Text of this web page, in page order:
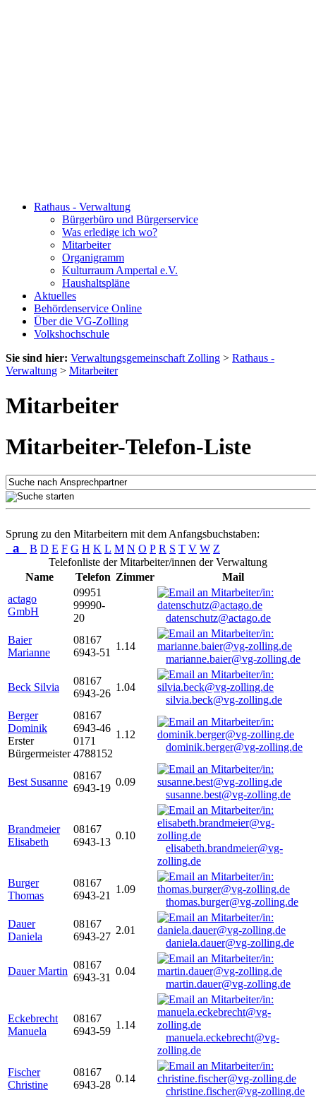
Rathaus - Verwaltung
Bürgerbüro und Bürgerservice
Was erledige ich wo?
Mitarbeiter
Organigramm
Kulturraum Ampertal e.V.
Haushaltspläne
Aktuelles
Behördenservice Online
Über die VG-Zolling
Volkshochschule
Sie sind hier: Verwaltungsgemeinschaft Zolling > Rathaus -
Verwaltung > Mitarbeiter
Mitarbeiter
Mitarbeiter-Telefon-Liste
Sprung zu den Mitarbeitern mit dem Anfangsbuchstaben:
a B D E F G H K L M N O P R S T V W Z
Telefonliste der Mitarbeiter/innen der Verwaltung
Name
Telefon Zimmer
Mail
actago
GmbH
09951
99990-
20
datenschutz@actago.de
Baier
Marianne
08167
6943-51
1.14
marianne.baier@vg-zolling.de
Beck Silvia
08167
6943-26
1.04
silvia.beck@vg-zolling.de
Berger
Dominik
Erster
Bürgermeister
08167
6943-46
0171
4788152
1.12
dominik.berger@vg-zolling.de
Best Susanne
08167
6943-19
0.09
susanne.best@vg-zolling.de
Brandmeier
Elisabeth
08167
6943-13
0.10
elisabeth.brandmeier@vg-
zolling.de
Burger
Thomas
08167
6943-21
1.09
thomas.burger@vg-zolling.de
Dauer
Daniela
08167
6943-27
2.01
daniela.dauer@vg-zolling.de
Dauer Martin
08167
6943-31
0.04
martin.dauer@vg-zolling.de
Eckebrecht
Manuela
08167
6943-59
1.14
manuela.eckebrecht@vg-
zolling.de
Fischer
Christine
08167
6943-28
0.14
christine.fischer@vg-zolling.de